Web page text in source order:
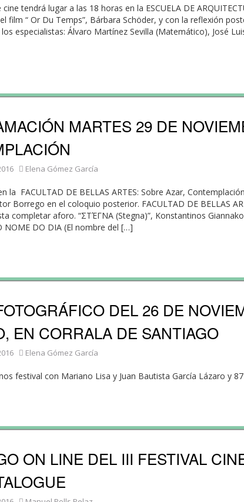
tendrá lugar a las 18 horas en la ESCUELA DE
film “ Or Du Temps”, Bárbara Schöder, y con la reflexión
especialistas: Álvaro Martínez Sevilla (Matemático), José
MARTES 29 DE
Elena Gómez García
la FACULTAD DE BELLAS ARTES: Sobre Azar,
Borrego en el coloquio posterior. FACULTAD DE BELLAS
completar aforo. “ΣΤΈΓΝΑ (Stegna)”, Konstantinos
NOME DO DIA (El nombre del […]
DEL 26 DE
EN CORRALA DE SANTIAGO
Elena Gómez García
festival con Mariano Lisa y Juan Bautista García Lázaro y
ON LINE DEL III FESTIVAL